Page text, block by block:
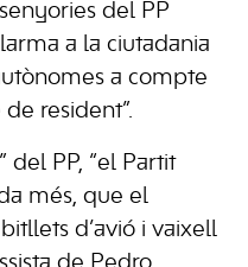
del PP
a la ciutadania
a compte
resident”.
del PP, “el Partit
més, que el
d’avió i vaixell